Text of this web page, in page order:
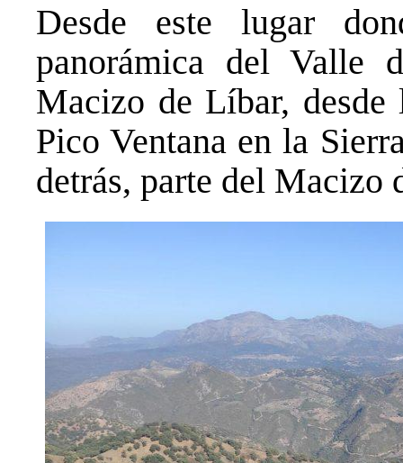
Desde este lugar
panorámica del Valle
Macizo de Líbar,
Pico Ventana en la
detrás, parte del Macizo